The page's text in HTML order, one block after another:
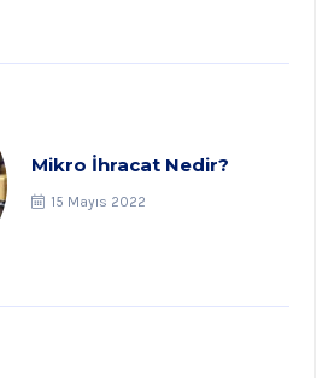
Mikro İhracat Nedir?
15 Mayıs 2022